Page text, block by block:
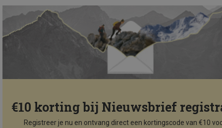
€10 korting bij Nieuwsbrief
Registreer je nu en ontvang direct een kortingscode van €10